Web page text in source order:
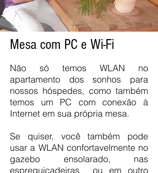
Mesa com PC e Wi-Fi
Não só temos WLAN no
apartamento dos sonhos para
nossos hóspedes, como também
temos um PC com conexão à
Internet em sua própria mesa.
Se quiser, você também pode
usar a WLAN confortavelmente no
gazebo ensolarado, nas
espreguiçadeiras ou em outro